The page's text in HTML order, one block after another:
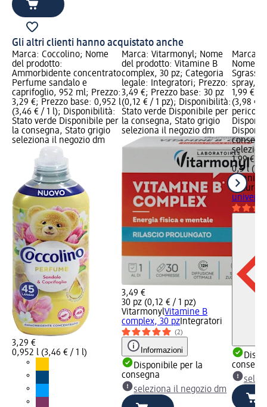
Gli altri clienti hanno acquistato anche
Marca: Coccolino; Nome
del prodotto:
Ammorbidente concentrato
Perfume sandalo e
caprifoglio, 952 ml; Prezzo:
3,29 €; Prezzo base: 0,952 l
(3,46 € / 1 l); Disponibilità:
Stato verde Disponibile per
la consegna, Stato grigio
seleziona il negozio dm
3,29 €
0,952 l (3,46 € / 1 l)
Marca: Vitarmonyl; Nome
del prodotto: Vitamine B
complex, 30 pz; Categoria
legale: Integratori; Prezzo:
3,49 €; Prezzo base: 30 pz
(0,12 € / 1 pz); Disponibilità:
Stato verde Disponibile per
la consegna, Stato grigio
seleziona il negozio dm
3,49 €
30 pz (0,12 € / 1 pz)
VitarmonylVitamine B
complex, 30 pz Integratori
(2)
Informazioni
Disponibile per la
consegna
seleziona il negozio dm
Marca:
Nome
spray,
1,99 €;
(3,98 € /
1,99 €
0,5 l
Winni´s
Naturel